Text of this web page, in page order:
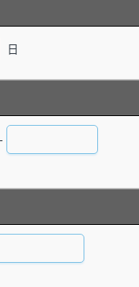
日
-